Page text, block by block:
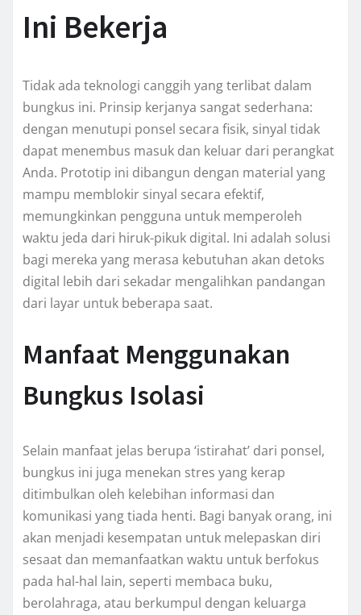
Ini Bekerja
Tidak ada teknologi canggih yang terlibat dalam
bungkus ini. Prinsip kerjanya sangat sederhana:
dengan menutupi ponsel secara fisik, sinyal tidak
dapat menembus masuk dan keluar dari perangkat
Anda. Prototip ini dibangun dengan material yang
mampu memblokir sinyal secara efektif,
memungkinkan pengguna untuk memperoleh
waktu jeda dari hiruk-pikuk digital. Ini adalah solusi
bagi mereka yang merasa kebutuhan akan detoks
digital lebih dari sekadar mengalihkan pandangan
dari layar untuk beberapa saat.
Manfaat Menggunakan
Bungkus Isolasi
Selain manfaat jelas berupa ‘istirahat’ dari ponsel,
bungkus ini juga menekan stres yang kerap
ditimbulkan oleh kelebihan informasi dan
komunikasi yang tiada henti. Bagi banyak orang, ini
akan menjadi kesempatan untuk melepaskan diri
sesaat dan memanfaatkan waktu untuk berfokus
pada hal-hal lain, seperti membaca buku,
berolahraga, atau berkumpul dengan keluarga